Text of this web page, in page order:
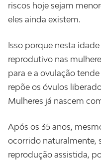
riscos hoje sejam
eles ainda existem.
Isso porque nesta
reprodutivo nas
para e a ovulação
repõe os óvulos
Mulheres já nascem
Após os 35 anos,
ocorrido naturalmente,
reprodução assistida,